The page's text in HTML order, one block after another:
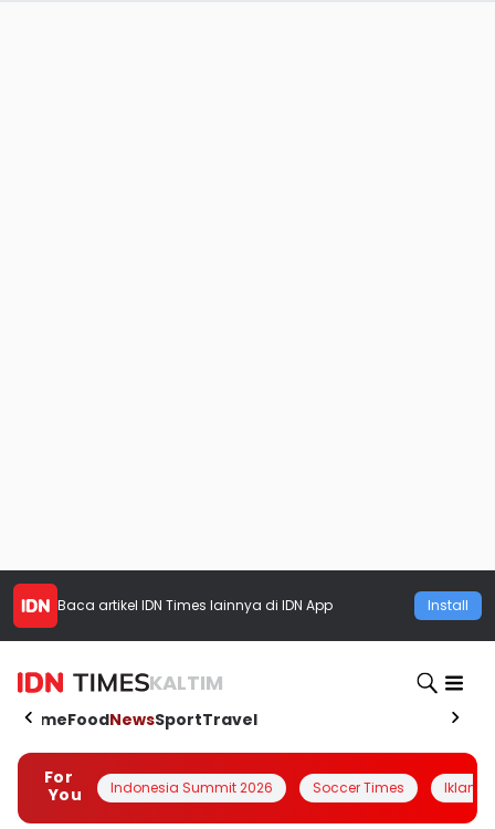
Baca artikel IDN Times lainnya di IDN App Install
KALTIM
HomeFoodNewsSportTravel
For
You
Indonesia Summit 2026 Soccer Times Iklanin